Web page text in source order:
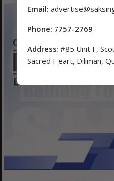
Email:
Phone: 7757-2769
Address: #85 Unit F,
Sacred Heart, Diliman,